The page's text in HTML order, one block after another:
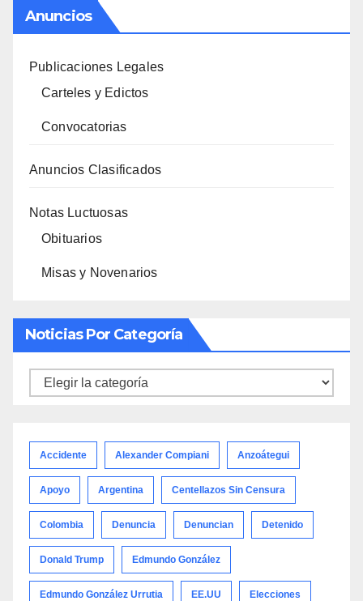
Anuncios
Publicaciones Legales
Carteles y Edictos
Convocatorias
Anuncios Clasificados
Notas Luctuosas
Obituarios
Misas y Novenarios
Noticias Por Categoría
Noticias
Accidente Alexander Compiani Anzoátegui
Apoyo Argentina Centellazos Sin Censura
Colombia Denuncia Denuncian Detenido
Donald Trump Edmundo González
Edmundo González Urrutia EE.UU Elecciones